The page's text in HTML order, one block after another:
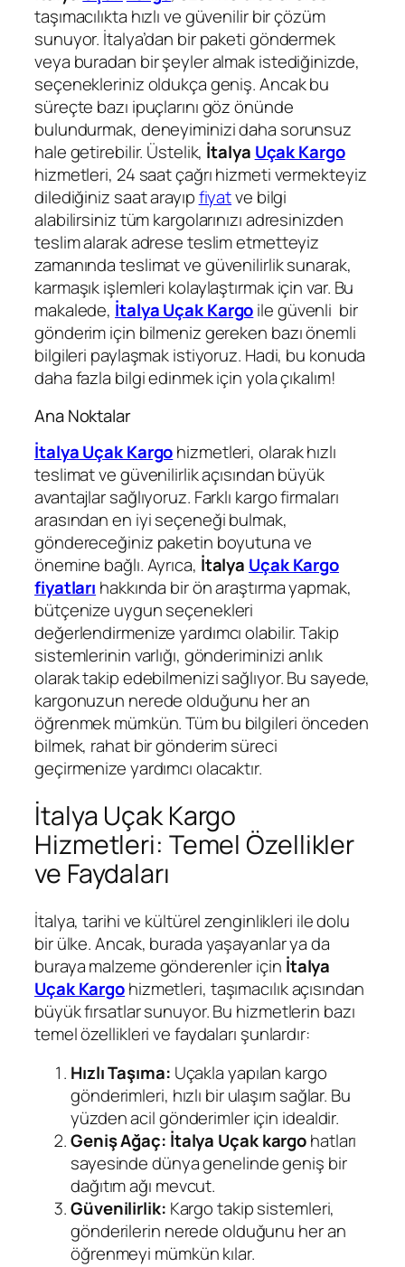
taşımacılıkta hızlı ve güvenilir bir çözüm
sunuyor. İtalya’dan bir paketi göndermek
veya buradan bir şeyler almak istediğinizde,
seçenekleriniz oldukça geniş. Ancak bu
süreçte bazı ipuçlarını göz önünde
bulundurmak, deneyiminizi daha sorunsuz
hale getirebilir. Üstelik, İtalya Uçak Kargo
hizmetleri, 24 saat çağrı hizmeti vermekteyiz
dilediğiniz saat arayıpfiyatve bilgi
alabilirsiniz tüm kargolarınızı adresinizden
teslim alarak adrese teslim etmetteyiz
zamanında teslimat ve güvenilirlik sunarak,
karmaşık işlemleri kolaylaştırmak için var. Bu
makalede, İtalya Uçak Kargoile güvenli bir
gönderim için bilmeniz gereken bazı önemli
bilgileri paylaşmak istiyoruz. Hadi, bu konuda
daha fazla bilgi edinmek için yola çıkalım!
Ana Noktalar
İtalya Uçak Kargohizmetleri, olarak hızlı
teslimat ve güvenilirlik açısından büyük
avantajlar sağlıyoruz. Farklı kargo firmaları
arasından en iyi seçeneği bulmak,
göndereceğiniz paketin boyutuna ve
önemine bağlı. Ayrıca, İtalya Uçak Kargo
fiyatları hakkında bir ön araştırma yapmak,
bütçenize uygun seçenekleri
değerlendirmenize yardımcı olabilir. Takip
sistemlerinin varlığı, gönderiminizi anlık
olarak takip edebilmenizi sağlıyor. Bu sayede,
kargonuzun nerede olduğunu her an
öğrenmek mümkün. Tüm bu bilgileri önceden
bilmek, rahat bir gönderim süreci
geçirmenize yardımcı olacaktır.
İtalya Uçak Kargo
Hizmetleri: Temel Özellikler
ve Faydaları
İtalya, tarihi ve kültürel zenginlikleri ile dolu
bir ülke. Ancak, burada yaşayanlar ya da
buraya malzeme gönderenler için İtalya
Uçak Kargohizmetleri, taşımacılık açısından
büyük fırsatlar sunuyor. Bu hizmetlerin bazı
temel özellikleri ve faydaları şunlardır:
Hızlı Taşıma: Uçakla yapılan kargo
gönderimleri, hızlı bir ulaşım sağlar. Bu
yüzden acil gönderimler için idealdir.
Geniş Ağaç: İtalya Uçak kargohatları
sayesinde dünya genelinde geniş bir
dağıtım ağı mevcut.
Güvenilirlik: Kargo takip sistemleri,
gönderilerin nerede olduğunu her an
öğrenmeyi mümkün kılar.